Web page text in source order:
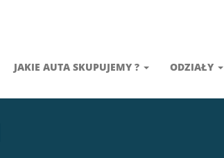
JAKIE AUTA SKUPUJEMY ? ODZIAŁY